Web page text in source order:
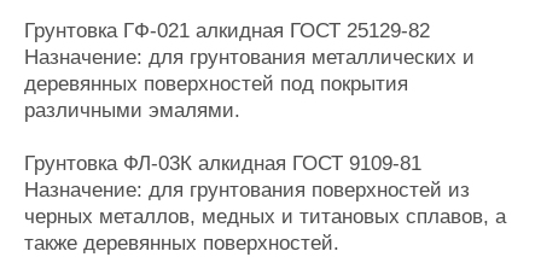
Грунтовка ГФ-021 алкидная ГОСТ 25129-82
Назначение: для грунтования металлических и
деревянных поверхностей под покрытия
различными эмалями.
Грунтовка ФЛ-03К алкидная ГОСТ 9109-81
Назначение: для грунтования поверхностей из
черных металлов, медных и титановых сплавов, а
также деревянных поверхностей.